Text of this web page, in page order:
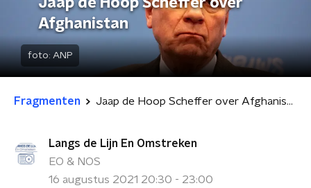
Afghanistan
foto: ANP
Fragmenten Jaap de Hoop Scheffer over Afghanistan
Langs de Lijn En Omstreken
EO & NOS
16 augustus 2021 20:30 - 23:00